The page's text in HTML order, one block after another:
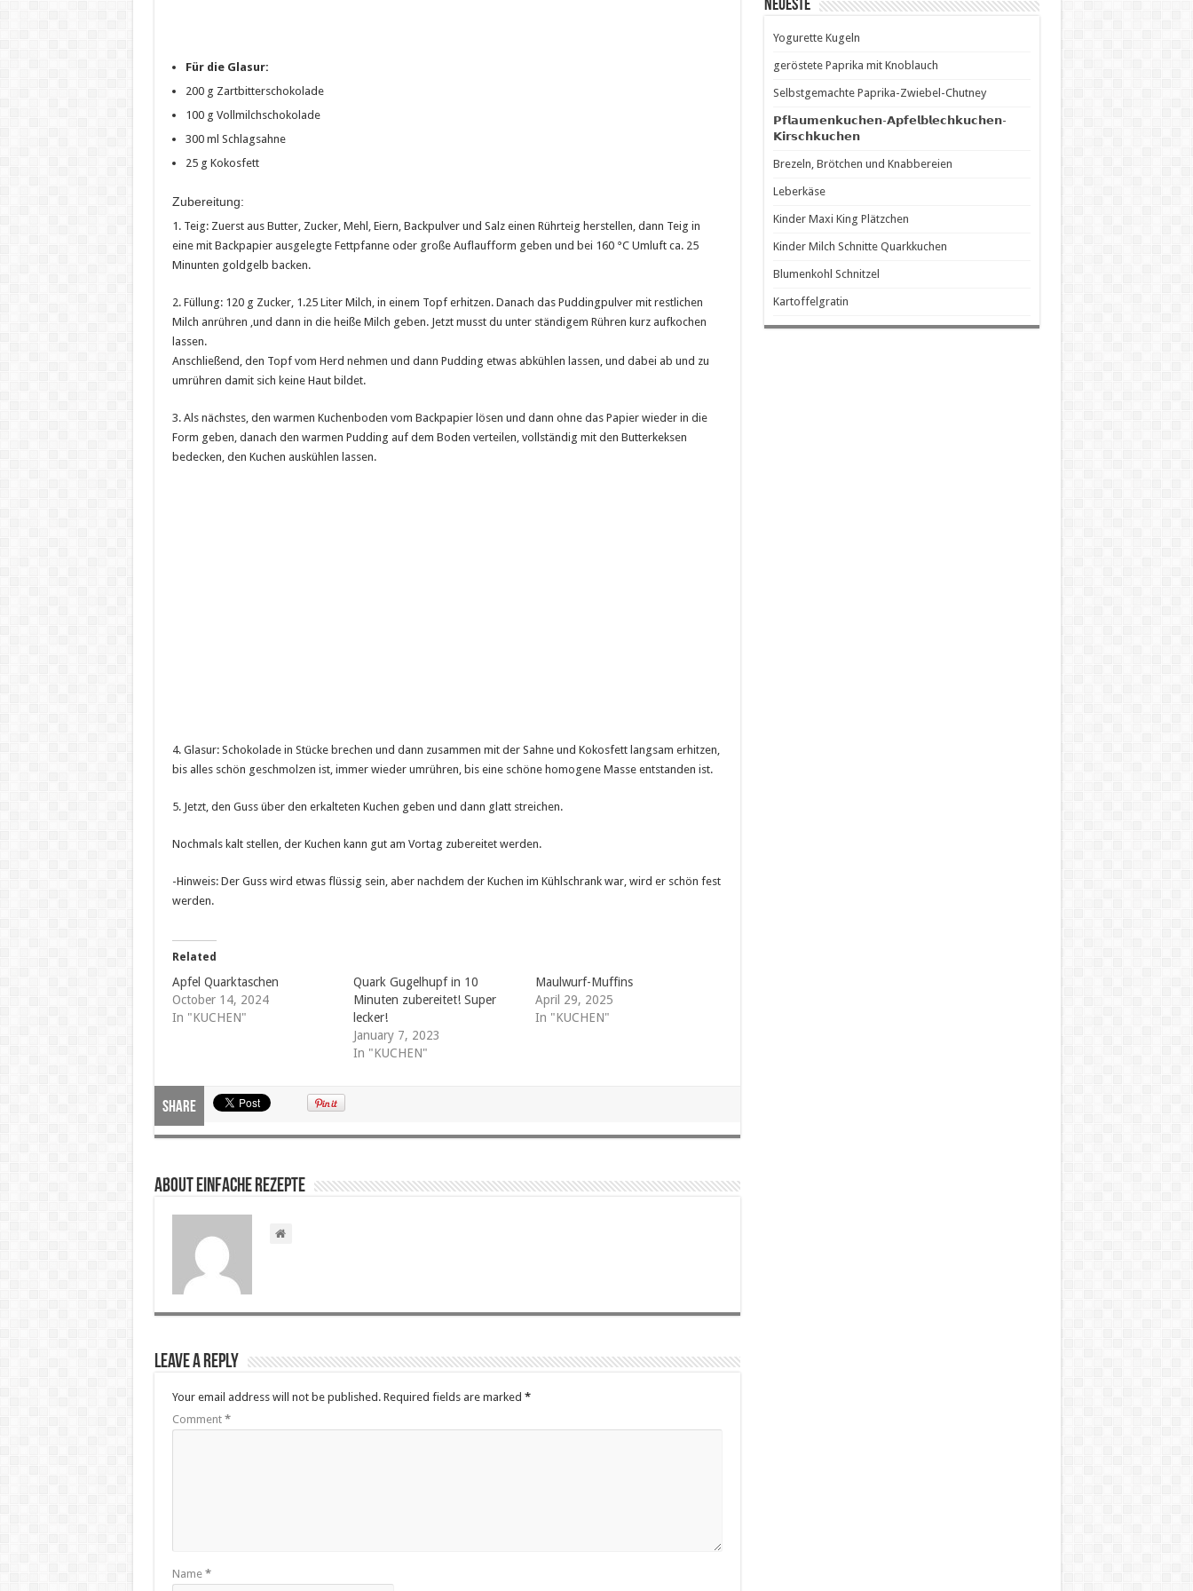
Für die Glasur:
200 g Zartbitterschokolade
100 g Vollmilchschokolade
300 ml Schlagsahne
25 g Kokosfett
Zubereitung:
1. Teig: Zuerst aus Butter, Zucker, Mehl, Eiern, Backpulver und Salz einen Rührteig herstellen, dann Teig in
eine mit Backpapier ausgelegte Fettpfanne oder große Auflaufform geben und bei 160 °C Umluft ca. 25
Minunten goldgelb backen.
2. Füllung: 120 g Zucker, 1.25 Liter Milch, in einem Topf erhitzen. Danach das Puddingpulver mit restlichen
Milch anrühren ,und dann in die heiße Milch geben. Jetzt musst du unter ständigem Rühren kurz aufkochen
lassen.
Anschließend, den Topf vom Herd nehmen und dann Pudding etwas abkühlen lassen, und dabei ab und zu
umrühren damit sich keine Haut bildet.
3. Als nächstes, den warmen Kuchenboden vom Backpapier lösen und dann ohne das Papier wieder in die
Form geben, danach den warmen Pudding auf dem Boden verteilen, vollständig mit den Butterkeksen
bedecken, den Kuchen auskühlen lassen.
4. Glasur: Schokolade in Stücke brechen und dann zusammen mit der Sahne und Kokosfett langsam erhitzen,
bis alles schön geschmolzen ist, immer wieder umrühren, bis eine schöne homogene Masse entstanden ist.
5. Jetzt, den Guss über den erkalteten Kuchen geben und dann glatt streichen.
Nochmals kalt stellen, der Kuchen kann gut am Vortag zubereitet werden.
-Hinweis: Der Guss wird etwas flüssig sein, aber nachdem der Kuchen im Kühlschrank war, wird er schön fest
werden.
Related
Apfel Quarktaschen
October 14, 2024
In "KUCHEN"
Quark Gugelhupf in 10
Minuten zubereitet! Super
lecker!
January 7, 2023
In "KUCHEN"
Maulwurf-Muffins
April 29, 2025
In "KUCHEN"
Share
About Einfache Rezepte
Leave a Reply
Your email address will not be published. Required fields are marked *
Comment *
Name *
Neueste
Yogurette Kugeln
geröstete Paprika mit Knoblauch
Selbstgemachte Paprika-Zwiebel-Chutney
𝗣𝗳𝗹𝗮𝘂𝗺𝗲𝗻𝗸𝘂𝗰𝗵𝗲𝗻-𝗔𝗽𝗳𝗲𝗹𝗯𝗹𝗲𝗰𝗵𝗸𝘂𝗰𝗵𝗲𝗻-
𝗞𝗶𝗿𝘀𝗰𝗵𝗸𝘂𝗰𝗵𝗲𝗻
Brezeln, Brötchen und Knabbereien
Leberkäse
Kinder Maxi King Plätzchen
Kinder Milch Schnitte Quarkkuchen
Blumenkohl Schnitzel
Kartoffelgratin